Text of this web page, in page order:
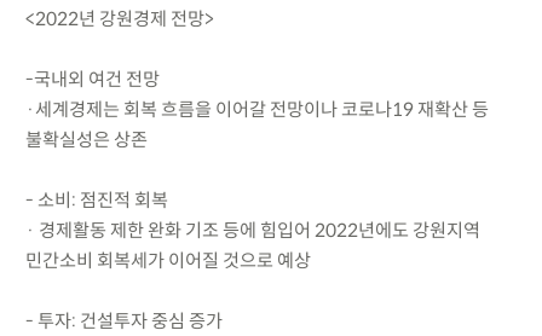
<2022년 강원경제 전망>
-국내외 여건 전망
·세계경제는 회복 흐름을 이어갈 전망이나 코로나19 재확산 등
불확실성은 상존
- 소비: 점진적 회복
· 경제활동 제한 완화 기조 등에 힘입어 2022년에도 강원지역
민간소비 회복세가 이어질 것으로 예상
- 투자: 건설투자 중심 증가